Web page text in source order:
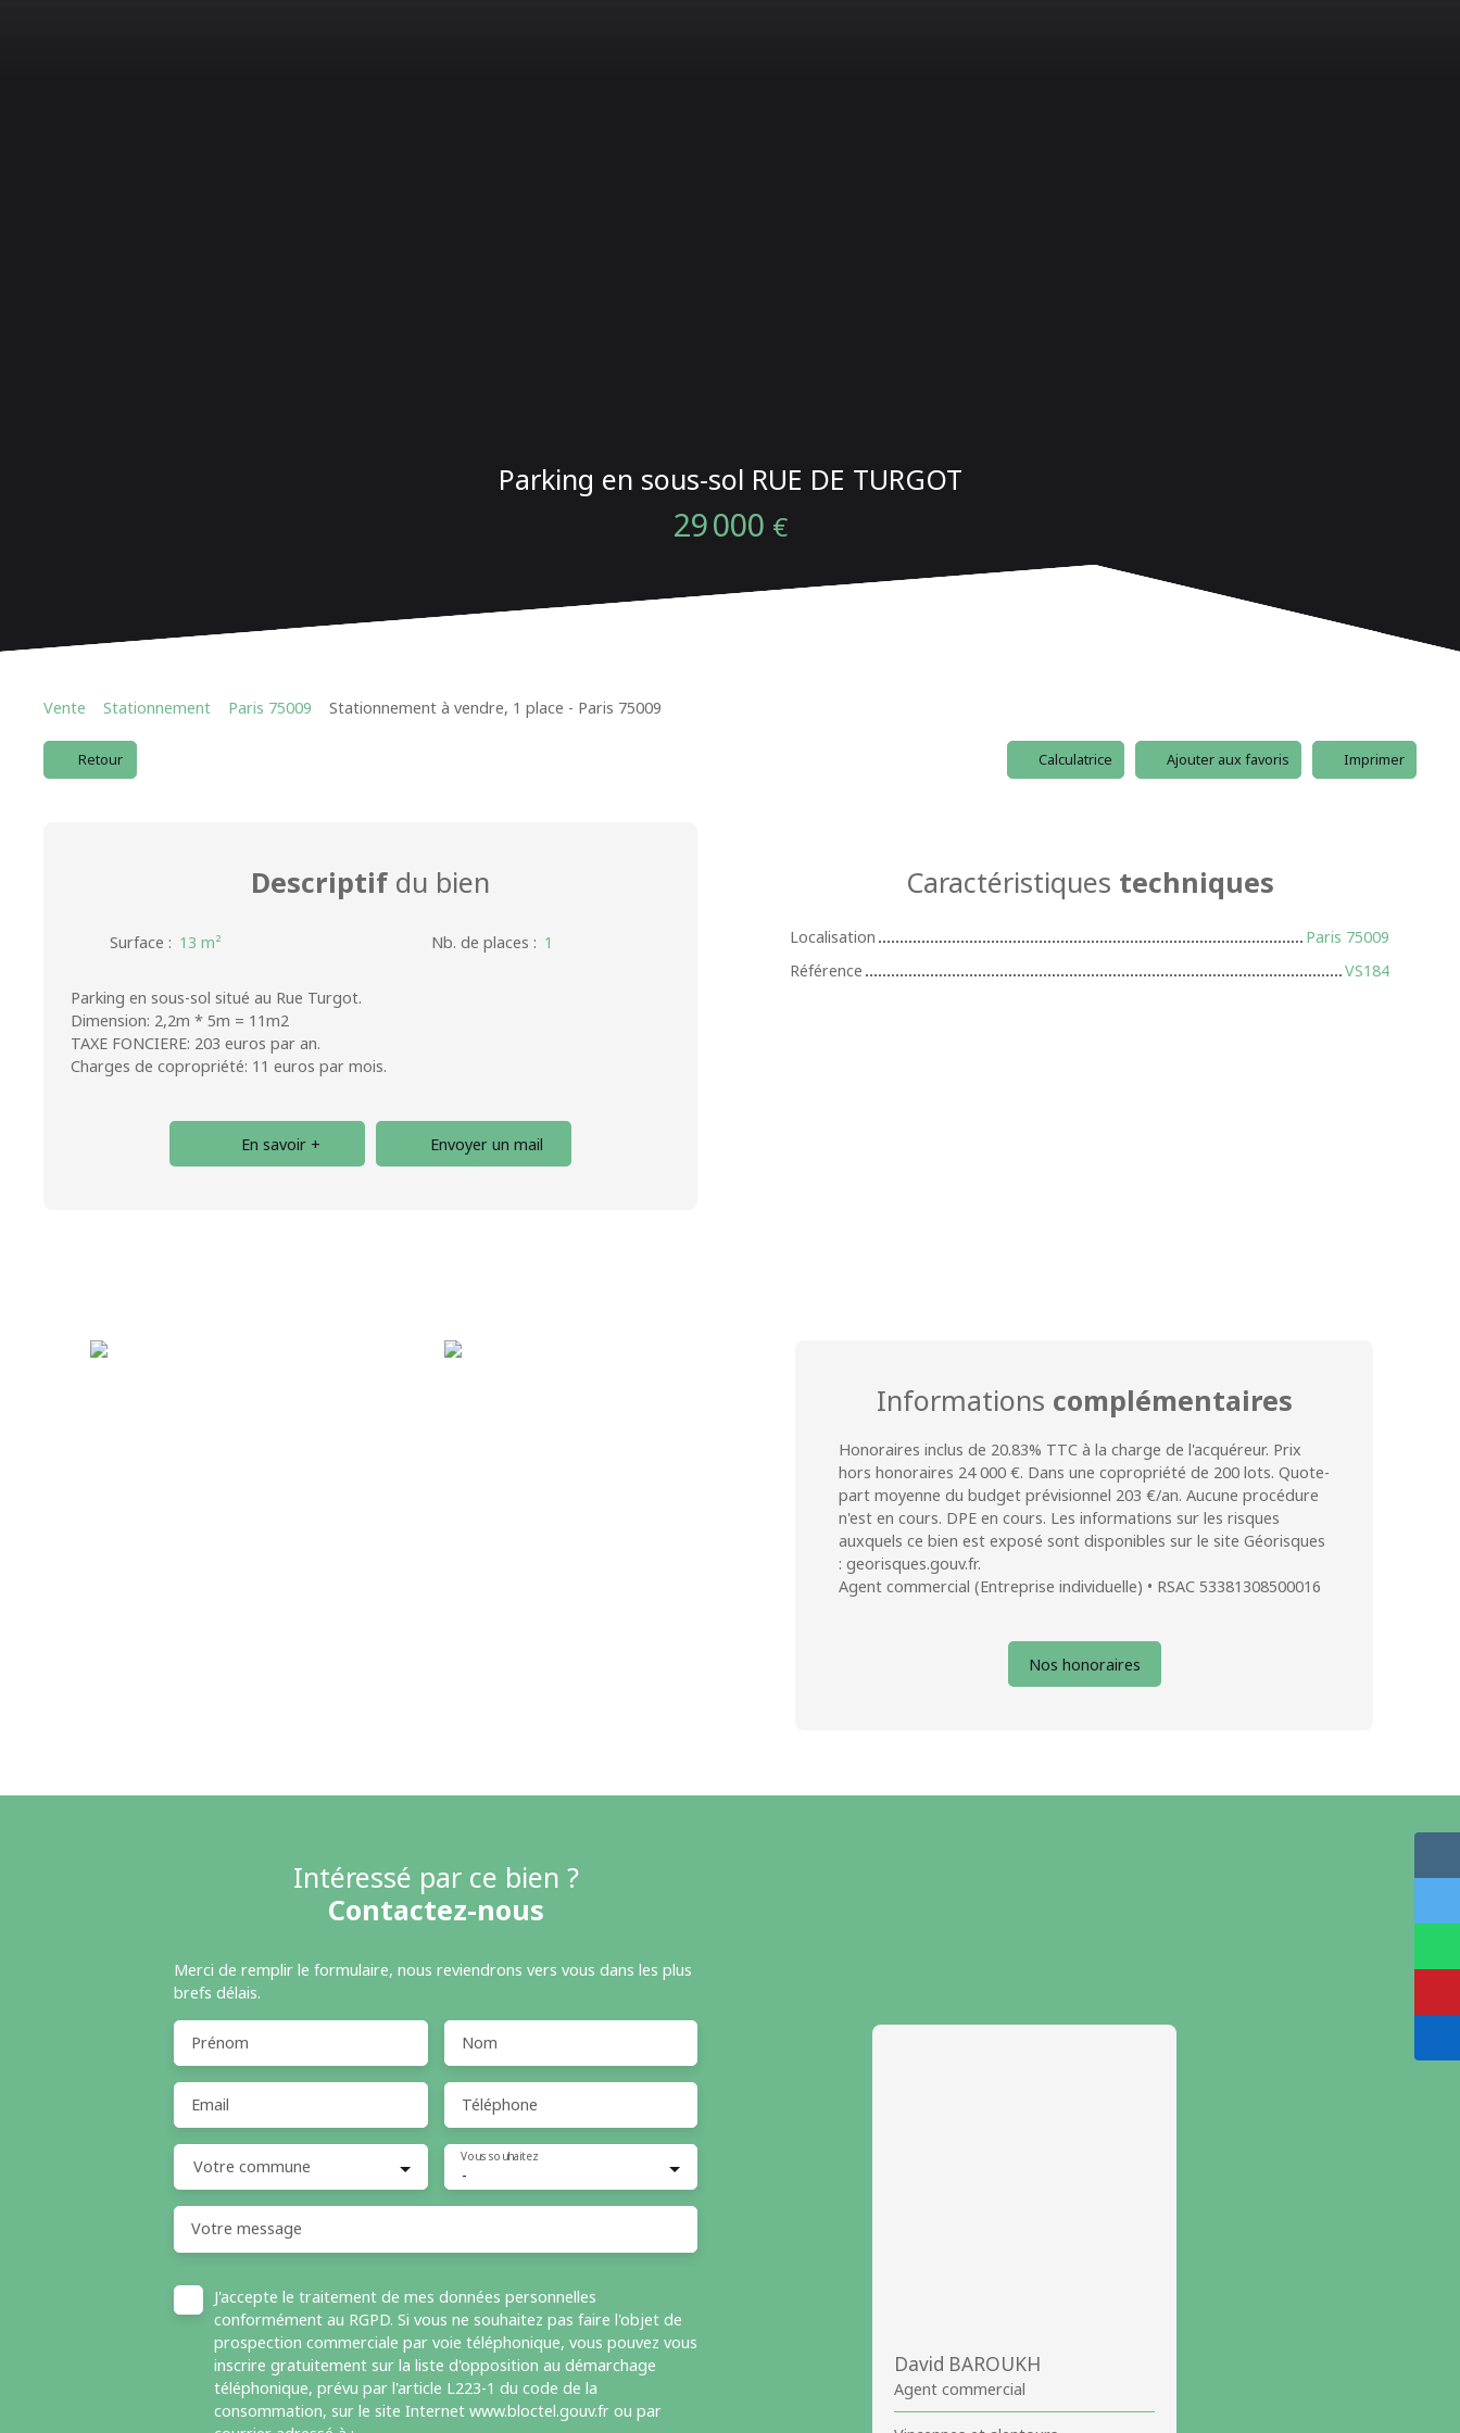
Parking en sous-sol RUE DE TURGOT
29 000 €
Vente Stationnement Paris 75009 Stationnement à vendre, 1 place - Paris 75009
Retour Calculatrice Ajouter aux favoris Imprimer
Descriptif du bien
Surface : 13 m² Nb. de places : 1
Parking en sous-sol situé au Rue Turgot.
Dimension: 2,2m * 5m = 11m2
TAXE FONCIERE: 203 euros par an.
Charges de copropriété: 11 euros par mois.
En savoir + Envoyer un mail
Caractéristiques techniques
Localisation
Paris 75009
Référence
VS184
Informations complémentaires
Honoraires inclus de 20.83% TTC à la charge de l'acquéreur. Prix
hors honoraires 24 000 €. Dans une copropriété de 200 lots. Quote-
part moyenne du budget prévisionnel 203 €/an. Aucune procédure
n'est en cours. DPE en cours. Les informations sur les risques
auxquels ce bien est exposé sont disponibles sur le site Géorisques
: georisques.gouv.fr.
Agent commercial (Entreprise individuelle) • RSAC 53381308500016
Nos honoraires
Intéressé par ce bien ?
Contactez-nous
Merci de remplir le formulaire, nous reviendrons vers vous dans les plus
brefs délais.
Prénom Nom
Email Téléphone
Votre commune -
Vous souhaitez
Votre message
J'accepte le traitement de mes données personnelles
conformément au RGPD. Si vous ne souhaitez pas faire l'objet de
prospection commerciale par voie téléphonique, vous pouvez vous
inscrire gratuitement sur la liste d'opposition au démarchage
téléphonique, prévu par l'article L223-1 du code de la
consommation, sur le site Internet www.bloctel.gouv.fr ou par
David BAROUKH
Agent commercial